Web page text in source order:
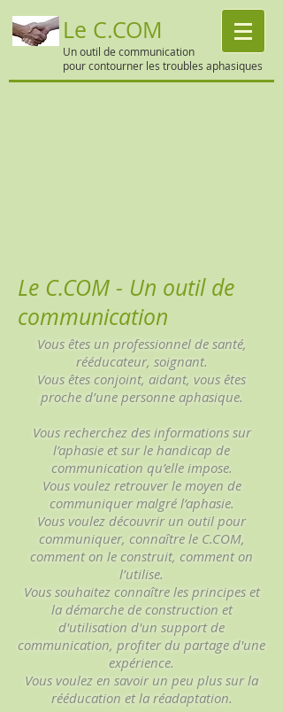
Le C.COM
Un outil de communication
pour contourner les troubles aphasiques
Le C.COM - Un outil de
communication
Vous êtes un professionnel de santé,
rééducateur, soignant.
Vous êtes conjoint, aidant, vous êtes
proche d’une personne aphasique.
Vous recherchez des informations sur
l’aphasie et sur le handicap de
communication qu’elle impose.
Vous voulez retrouver le moyen de
communiquer malgré l’aphasie.
Vous voulez découvrir un outil pour
communiquer, connaître le C.COM,
comment on le construit, comment on
l’utilise.
Vous souhaitez connaître les principes et
la démarche de construction et
d'utilisation d'un support de
communication, profiter du partage d'une
expérience.
Vous voulez en savoir un peu plus sur la
rééducation et la réadaptation.